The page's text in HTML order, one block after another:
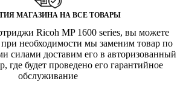
МАГАЗИНА НА ВСЕ ТОВАРЫ
Ricoh MP 1600 series, вы можете
необходимости мы заменим товар по
силами доставим его в авторизованный
где будет проведено его гарантийное
обслуживание